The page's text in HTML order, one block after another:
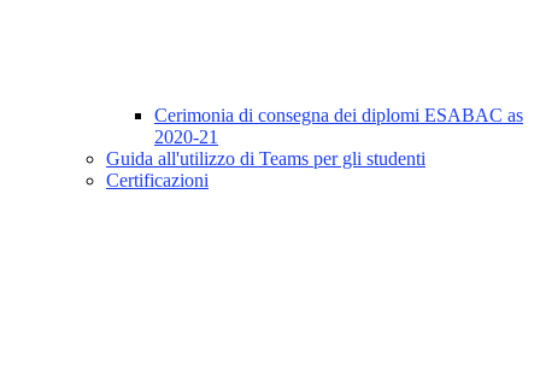
Cerimonia di consegna dei diplomi ESABAC as
2020-21
Guida all'utilizzo di Teams per gli studenti
Certificazioni